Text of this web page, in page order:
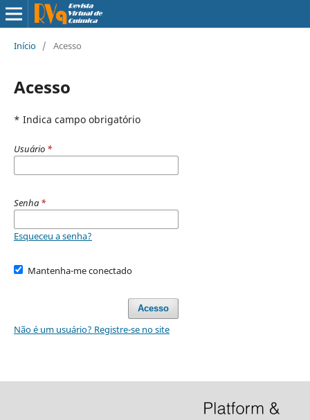
Início / Acesso
Acesso
* Indica campo obrigatório
Usuário *
Senha *
Esqueceu a senha?
Mantenha-me conectado
Acesso
Não é um usuário? Registre-se no site